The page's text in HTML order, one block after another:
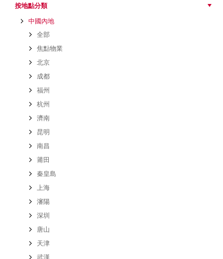
按地點分類
中國內地
全部
焦點物業
北京
成都
福州
杭州
濟南
昆明
南昌
莆田
秦皇島
上海
瀋陽
深圳
唐山
天津
武漢